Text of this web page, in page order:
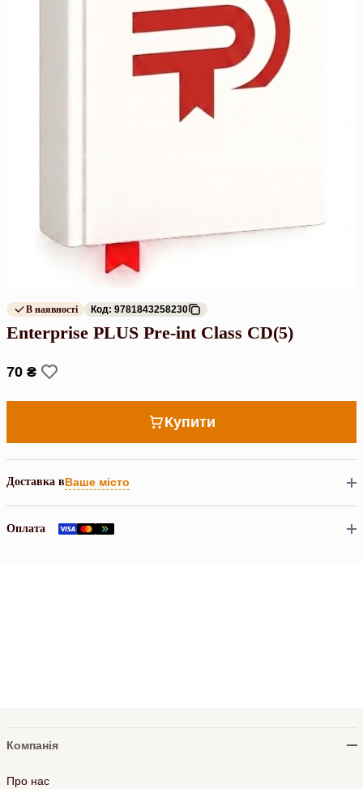
В наявності Код: 9781843258230
Enterprise PLUS Pre-int Class CD(5)
70 ₴
Купити
Доставка вВаше місто
Оплата
Компанія
Про нас